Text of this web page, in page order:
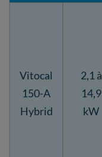
Vitocal
150-A
Hybrid
2,1 à
14,9
kW